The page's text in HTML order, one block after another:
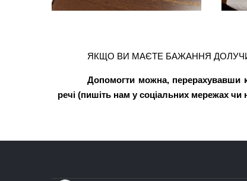
ЯКЩО ВИ МАЄТЕ БАЖАННЯ
Допомогти можна, перерахувавши
речі (пишіть нам у соціальних мережах чи